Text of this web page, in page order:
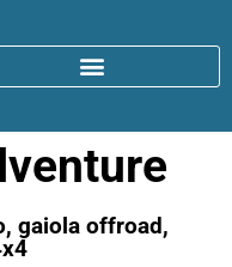
gaiola offroad,